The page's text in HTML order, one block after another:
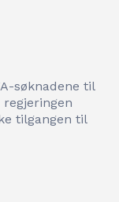
søknadene til
tilgangen til